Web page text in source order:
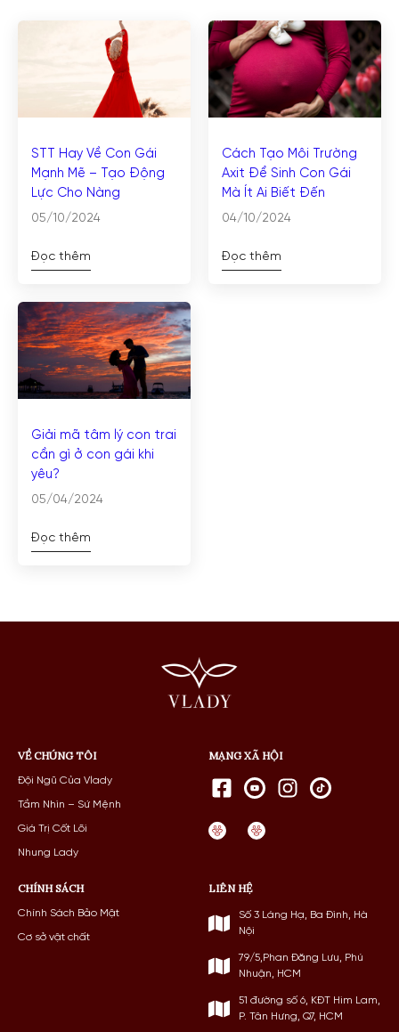
STT Hay Về Con Gái
Mạnh Mẽ – Tạo Động
Lực Cho Nàng
05/10/2024
Đọc thêm
Cách Tạo Môi Trường
Axit Để Sinh Con Gái
Mà Ít Ai Biết Đến
04/10/2024
Đọc thêm
Giải mã tâm lý con trai
cần gì ở con gái khi
yêu?
05/04/2024
Đọc thêm
VỀ CHÚNG TÔI
Đội Ngũ Của Vlady
Tầm Nhìn – Sứ Mệnh
Giá Trị Cốt Lõi
Nhung Lady
CHÍNH SÁCH
Chính Sách Bảo Mật
Cơ sở vật chất
LIÊN HỆ
Số 3 Láng Hạ, Ba Đình, Hà
Nội
79/5,Phan Đăng Lưu, Phú
Nhuận, HCM
51 đường số 6, KĐT Him Lam,
P. Tân Hưng, Q7, HCM
MẠNG XÃ HỘI